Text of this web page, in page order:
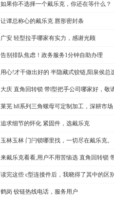
如果你不选择一个戴乐克，你还在等什么？
让谭总称心的戴乐克 唇形密封条
广安 轻型拉手哪家有实力，感谢光顾
告别排队焦虑！政务服务1分钟自助办理
用心!才干做出好的 半隐藏式铰链,阳泉侯总
大庆 直角回转锁 带l型把手公司哪家好，敬
莱芜 h8系列三角螺母可定制加工，深耕市场
追求细节的怀化 紧固件，选戴乐克
玉林玉林 门闩锁哪里找，一切尽在戴乐克。
来戴乐克看看,用户不用苦恼选 直角回转锁
读完这些 c型连接件后，我晓得了其中的区
鹤岗 铰链热线电话，服务用户